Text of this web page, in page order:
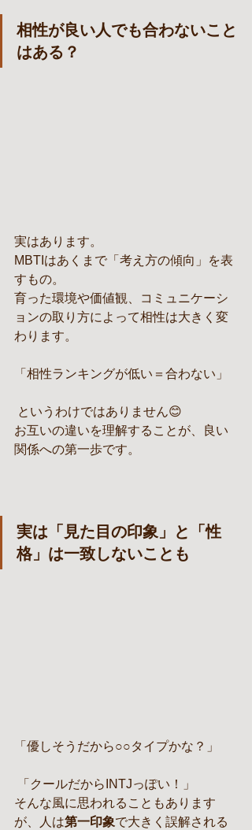
相性が良い人でも合わないこと
はある？
実はあります。
MBTIはあくまで「考え方の傾向」を表
すもの。
育った環境や価値観、コミュニケーシ
ョンの取り方によって相性は大きく変
わります。
「相性ランキングが低い＝合わない」
というわけではありません😊
お互いの違いを理解することが、良い
関係への第一歩です。
実は「見た目の印象」と「性
格」は一致しないことも
「優しそうだから○○タイプかな？」
「クールだからINTJっぽい！」
そんな風に思われることもあります
が、人は第一印象で大きく誤解される